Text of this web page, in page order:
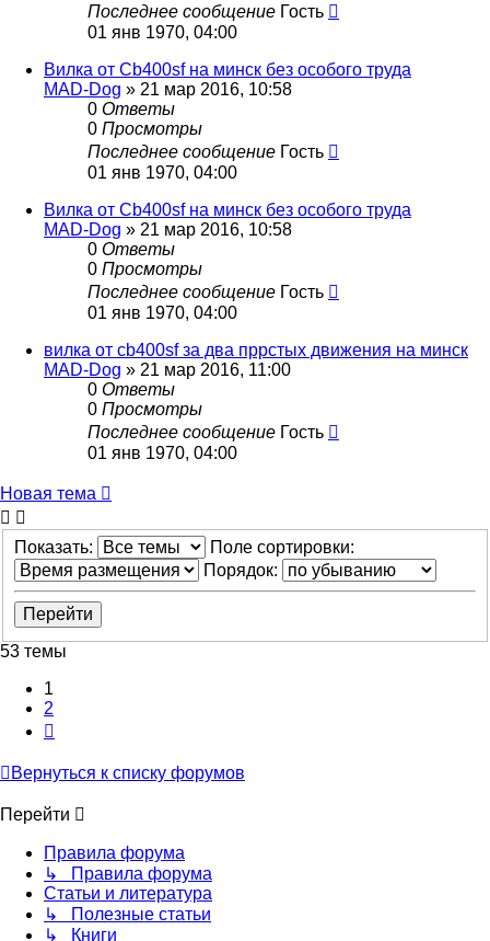
Последнее сообщение Гость
01 янв 1970, 04:00
Вилка от Cb400sf на минск без особого труда
MAD-Dog » 21 мар 2016, 10:58
0 Ответы
0 Просмотры
Последнее сообщение Гость
01 янв 1970, 04:00
Вилка от Cb400sf на минск без особого труда
MAD-Dog » 21 мар 2016, 10:58
0 Ответы
0 Просмотры
Последнее сообщение Гость
01 янв 1970, 04:00
вилка от cb400sf за два пррстых движения на минск
MAD-Dog » 21 мар 2016, 11:00
0 Ответы
0 Просмотры
Последнее сообщение Гость
01 янв 1970, 04:00
Новая тема
Показать:
Поле сортировки:
Порядок:
53 темы
1
2
Вернуться к списку форумов
Перейти
Правила форума
↳ Правила форума
Статьи и литература
↳ Полезные статьи
↳ Книги